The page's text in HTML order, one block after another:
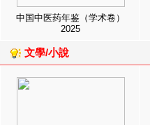
中国中医药年鉴（学术卷）
2025
文學/小說